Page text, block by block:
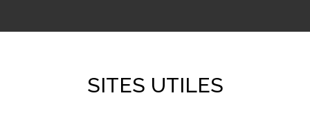
SITES UTILES